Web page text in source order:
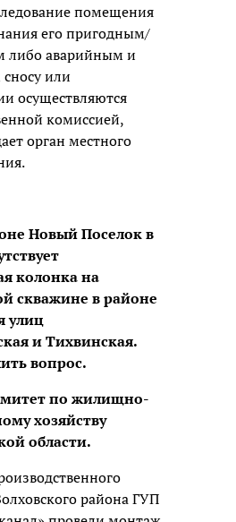
помещения
его пригодным/
либо аварийным и
или
осуществляются
комиссией,
орган местного
Новый Поселок в
колонка на
скважине в районе
улиц
и Тихвинская.
вопрос.
по жилищно-
хозяйству
области.
района ГУП